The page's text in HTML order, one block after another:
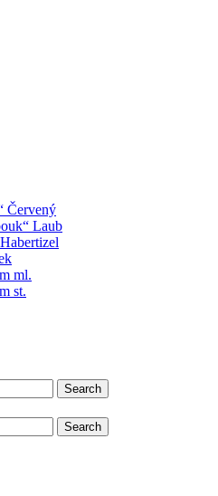
Červený
Laub
ml.
st.
Search
Search